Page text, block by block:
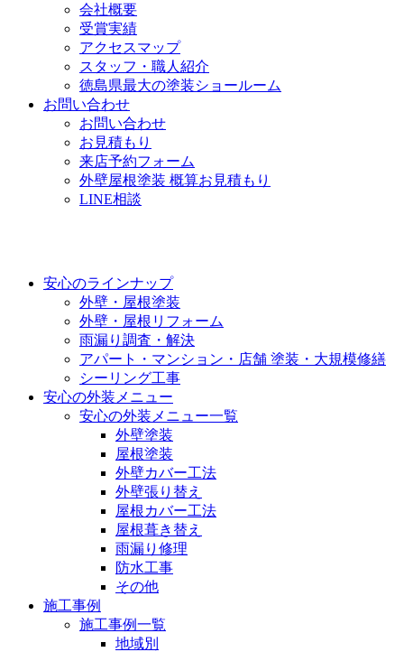
会社概要
受賞実績
アクセスマップ
スタッフ・職人紹介
徳島県最大の塗装ショールーム
お問い合わせ
お問い合わせ
お見積もり
来店予約フォーム
外壁屋根塗装 概算お見積もり
LINE相談
安心のラインナップ
外壁・屋根塗装
外壁・屋根リフォーム
雨漏り調査・解決
アパート・マンション・店舗 塗装・大規模修繕
シーリング工事
安心の外装メニュー
安心の外装メニュー一覧
外壁塗装
屋根塗装
外壁カバー工法
外壁張り替え
屋根カバー工法
屋根葺き替え
雨漏り修理
防水工事
その他
施工事例
施工事例一覧
地域別